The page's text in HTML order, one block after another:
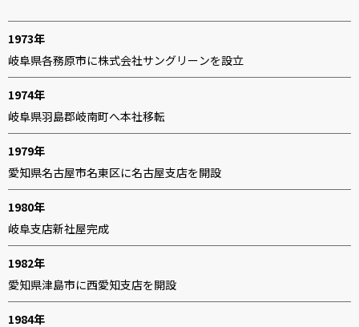
1973年
岐阜県各務原市に株式会社サングリーンを設立
1974年
岐阜県羽島郡岐南町へ本社移転
1979年
愛知県名古屋市名東区に名古屋支店を開設
1980年
岐阜支店新社屋完成
1982年
愛知県津島市に西愛知支店を開設
1984年